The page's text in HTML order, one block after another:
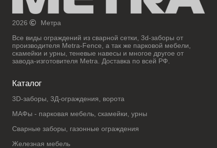
2026
Метра
Все виды ограждений из сварной сетки, 3d-заборы от
производителя Metra-Fence, а так же парковой мебели,
скамейки и урны, теневые навесы и многое другое от
завода-изготовителя Metra. Доставка по всей РФ.
Каталог
3D-заборы, 3Д-ограждения, ворота
МАФы - парковая мебель, скамейки, урны
Сварные заборы, газонные ограждения
Железная мебель